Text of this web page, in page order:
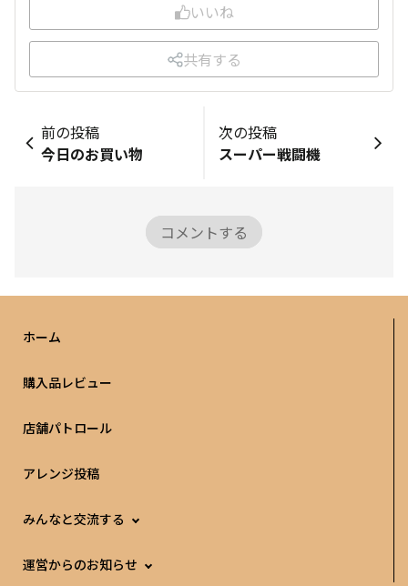
いいね
共有する
前の投稿
今日のお買い物
次の投稿
スーパー戦闘機
コメントする
ホーム
購入品レビュー
店舗パトロール
アレンジ投稿
みんなと交流する
運営からのお知らせ